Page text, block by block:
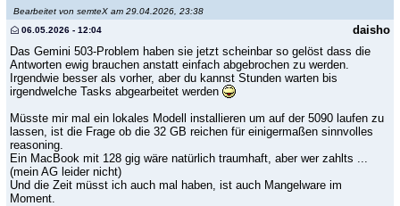
Bearbeitet von semteX am 29.04.2026, 23:38
daisho
06.05.2026 - 12:04
Das Gemini 503-Problem haben sie jetzt scheinbar so gelöst dass die
Antworten ewig brauchen anstatt einfach abgebrochen zu werden.
Irgendwie besser als vorher, aber du kannst Stunden warten bis
irgendwelche Tasks abgearbeitet werden
Müsste mir mal ein lokales Modell installieren um auf der 5090 laufen zu
lassen, ist die Frage ob die 32 GB reichen für einigermaßen sinnvolles
reasoning.
Ein MacBook mit 128 gig wäre natürlich traumhaft, aber wer zahlts ...
(mein AG leider nicht)
Und die Zeit müsst ich auch mal haben, ist auch Mangelware im
Moment.